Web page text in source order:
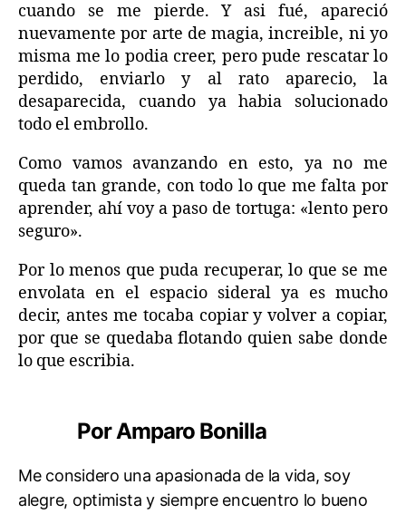
cuando se me pierde. Y asi fué, apareció
nuevamente por arte de magia, increible, ni yo
misma me lo podia creer, pero pude rescatar lo
perdido, enviarlo y al rato aparecio, la
desaparecida, cuando ya habia solucionado
todo el embrollo.
Como vamos avanzando en esto, ya no me
queda tan grande, con todo lo que me falta por
aprender, ahí voy a paso de tortuga: «lento pero
seguro».
Por lo menos que puda recuperar, lo que se me
envolata en el espacio sideral ya es mucho
decir, antes me tocaba copiar y volver a copiar,
por que se quedaba flotando quien sabe donde
lo que escribia.
Por Amparo Bonilla
Me considero una apasionada de la vida, soy
alegre, optimista y siempre encuentro lo bueno